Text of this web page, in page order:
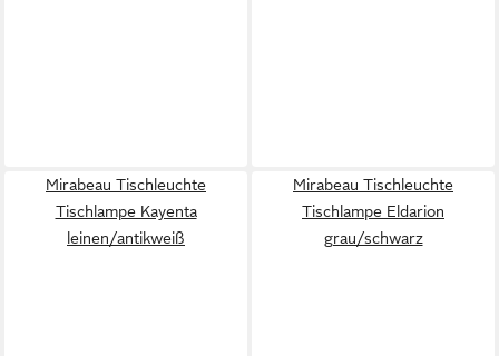
Mirabeau Tischleuchte
Tischlampe Kayenta
leinen/antikweiß
Mirabeau Tischleuchte
Tischlampe Eldarion
grau/schwarz